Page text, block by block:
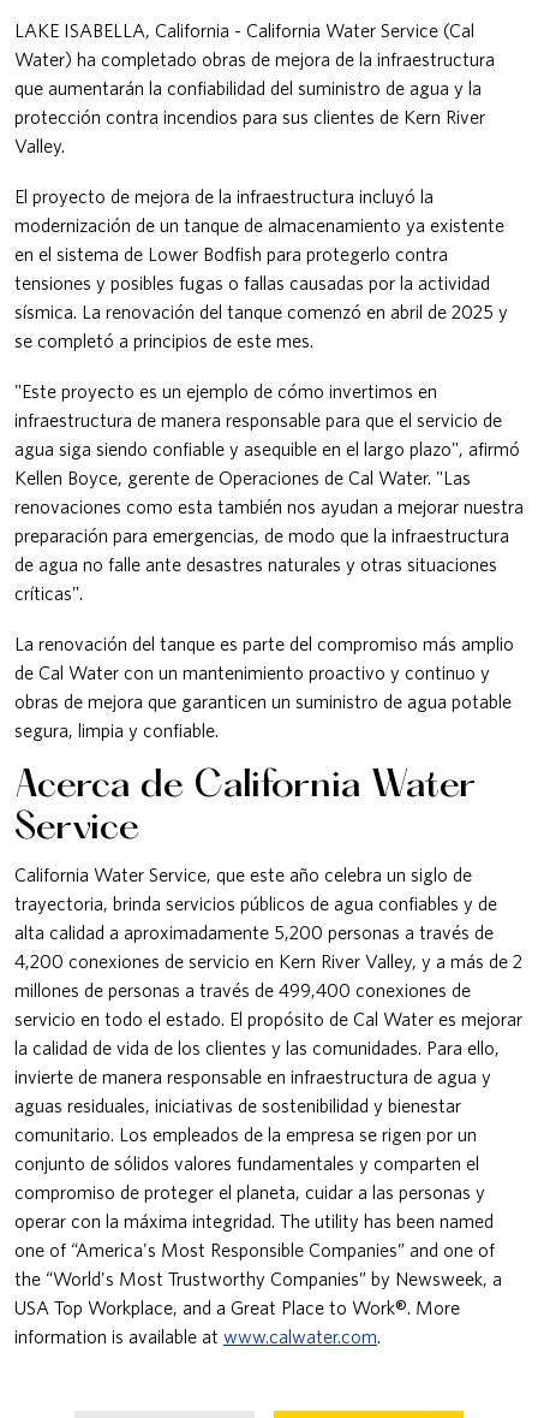
LAKE ISABELLA, California - California Water Service (Cal
Water) ha completado obras de mejora de la infraestructura
que aumentarán la confiabilidad del suministro de agua y la
protección contra incendios para sus clientes de Kern River
Valley.
El proyecto de mejora de la infraestructura incluyó la
modernización de un tanque de almacenamiento ya existente
en el sistema de Lower Bodfish para protegerlo contra
tensiones y posibles fugas o fallas causadas por la actividad
sísmica. La renovación del tanque comenzó en abril de 2025 y
se completó a principios de este mes.
"Este proyecto es un ejemplo de cómo invertimos en
infraestructura de manera responsable para que el servicio de
agua siga siendo confiable y asequible en el largo plazo", afirmó
Kellen Boyce, gerente de Operaciones de Cal Water. "Las
renovaciones como esta también nos ayudan a mejorar nuestra
preparación para emergencias, de modo que la infraestructura
de agua no falle ante desastres naturales y otras situaciones
críticas".
La renovación del tanque es parte del compromiso más amplio
de Cal Water con un mantenimiento proactivo y continuo y
obras de mejora que garanticen un suministro de agua potable
segura, limpia y confiable.
Acerca de California Water
Service
California Water Service, que este año celebra un siglo de
trayectoria, brinda servicios públicos de agua confiables y de
alta calidad a aproximadamente 5,200 personas a través de
4,200 conexiones de servicio en Kern River Valley, y a más de 2
millones de personas a través de 499,400 conexiones de
servicio en todo el estado. El propósito de Cal Water es mejorar
la calidad de vida de los clientes y las comunidades. Para ello,
invierte de manera responsable en infraestructura de agua y
aguas residuales, iniciativas de sostenibilidad y bienestar
comunitario. Los empleados de la empresa se rigen por un
conjunto de sólidos valores fundamentales y comparten el
compromiso de proteger el planeta, cuidar a las personas y
operar con la máxima integridad. The utility has been named
one of “America's Most Responsible Companies” and one of
the “World's Most Trustworthy Companies” by Newsweek, a
USA Top Workplace, and a Great Place to Work®. More
information is available at www.calwater.com